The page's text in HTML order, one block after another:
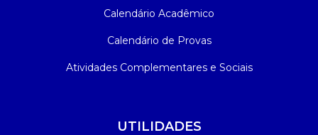
Calendário Acadêmico
Calendário de Provas
Atividades Complementares e Sociais
UTILIDADES